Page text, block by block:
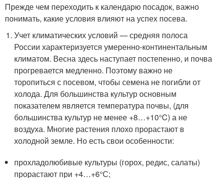
Прежде чем переходить к календарю посадок, важно
понимать, какие условия влияют на успех посева.
Учет климатических условий — средняя полоса
России характеризуется умеренно-континентальным
климатом. Весна здесь наступает постепенно, и почва
прогревается медленно. Поэтому важно не
торопиться с посевом, чтобы семена не погибли от
холода. Для большинства культур основным
показателем является температура почвы, (для
большинства культур не менее +8…+10°C) а не
воздуха. Многие растения плохо прорастают в
холодной земле. Но есть свои особенности:
прохладолюбивые культуры (горох, редис, салаты)
прорастают при +4…+6°С;